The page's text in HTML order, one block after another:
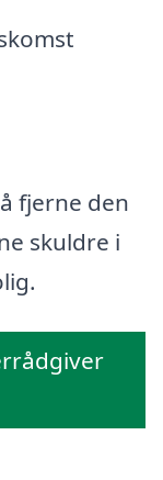
fjerne den
skuldre i